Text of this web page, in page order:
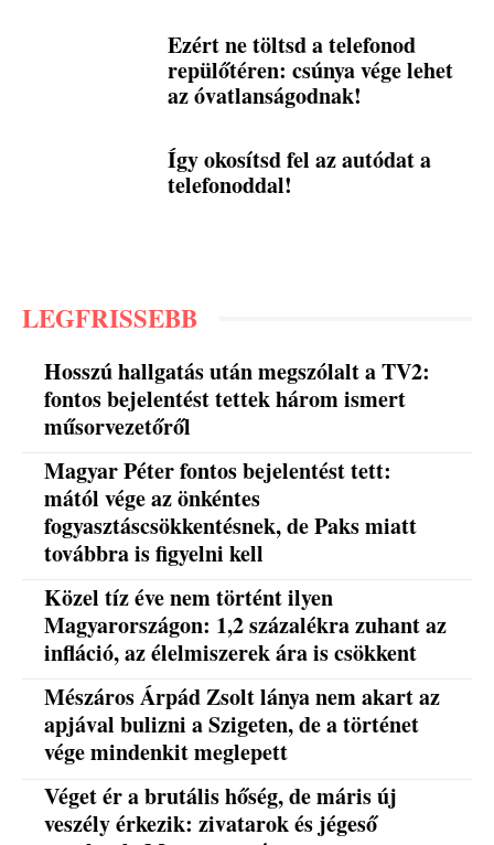
Ezért ne töltsd a telefonod
repülőtéren: csúnya vége lehet
az óvatlanságodnak!
Így okosítsd fel az autódat a
telefonoddal!
LEGFRISSEBB
Hosszú hallgatás után megszólalt a TV2:
fontos bejelentést tettek három ismert
műsorvezetőről
Magyar Péter fontos bejelentést tett:
mától vége az önkéntes
fogyasztáscsökkentésnek, de Paks miatt
továbbra is figyelni kell
Közel tíz éve nem történt ilyen
Magyarországon: 1,2 százalékra zuhant az
infláció, az élelmiszerek ára is csökkent
Mészáros Árpád Zsolt lánya nem akart az
apjával bulizni a Szigeten, de a történet
vége mindenkit meglepett
Véget ér a brutális hőség, de máris új
veszély érkezik: zivatarok és jégeső